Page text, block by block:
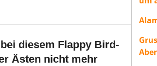
diesem Flappy Bird-
Ästen nicht mehr